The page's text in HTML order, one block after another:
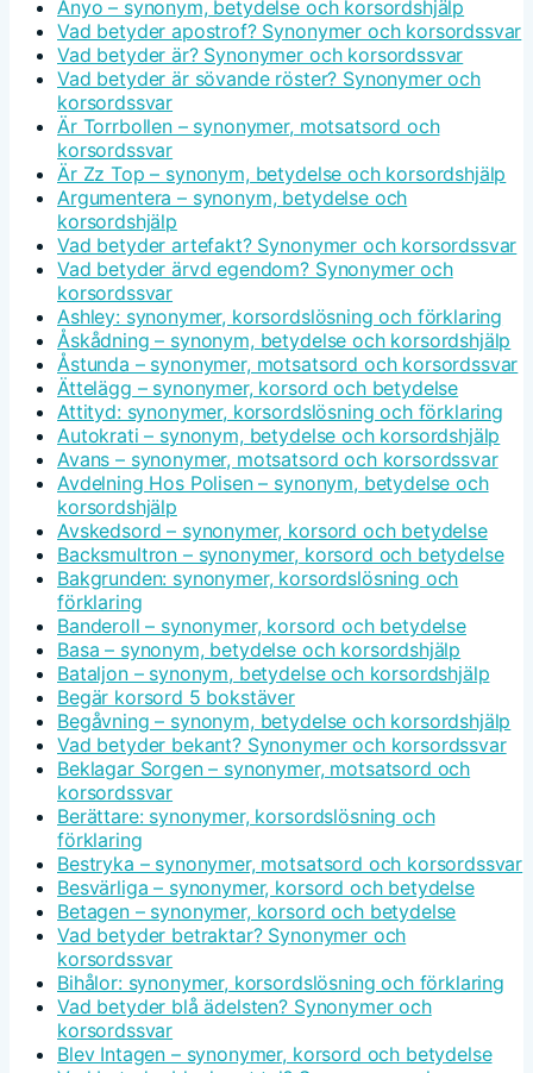
Ånyo – synonym, betydelse och korsordshjälp
Vad betyder apostrof? Synonymer och korsordssvar
Vad betyder är? Synonymer och korsordssvar
Vad betyder är sövande röster? Synonymer och
korsordssvar
Är Torrbollen – synonymer, motsatsord och
korsordssvar
Är Zz Top – synonym, betydelse och korsordshjälp
Argumentera – synonym, betydelse och
korsordshjälp
Vad betyder artefakt? Synonymer och korsordssvar
Vad betyder ärvd egendom? Synonymer och
korsordssvar
Ashley: synonymer, korsordslösning och förklaring
Åskådning – synonym, betydelse och korsordshjälp
Åstunda – synonymer, motsatsord och korsordssvar
Ättelägg – synonymer, korsord och betydelse
Attityd: synonymer, korsordslösning och förklaring
Autokrati – synonym, betydelse och korsordshjälp
Avans – synonymer, motsatsord och korsordssvar
Avdelning Hos Polisen – synonym, betydelse och
korsordshjälp
Avskedsord – synonymer, korsord och betydelse
Backsmultron – synonymer, korsord och betydelse
Bakgrunden: synonymer, korsordslösning och
förklaring
Banderoll – synonymer, korsord och betydelse
Basa – synonym, betydelse och korsordshjälp
Bataljon – synonym, betydelse och korsordshjälp
Begär korsord 5 bokstäver
Begåvning – synonym, betydelse och korsordshjälp
Vad betyder bekant? Synonymer och korsordssvar
Beklagar Sorgen – synonymer, motsatsord och
korsordssvar
Berättare: synonymer, korsordslösning och
förklaring
Bestryka – synonymer, motsatsord och korsordssvar
Besvärliga – synonymer, korsord och betydelse
Betagen – synonymer, korsord och betydelse
Vad betyder betraktar? Synonymer och
korsordssvar
Bihålor: synonymer, korsordslösning och förklaring
Vad betyder blå ädelsten? Synonymer och
korsordssvar
Blev Intagen – synonymer, korsord och betydelse